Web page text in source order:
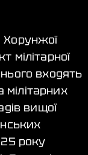
Хорунжої
мілітарної
входять
вищої
року